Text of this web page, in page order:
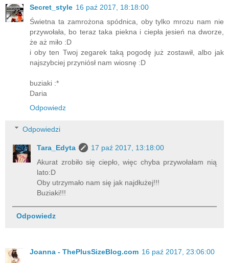
Secret_style 16 paź 2017, 18:18:00
Świetna ta zamrożona spódnica, oby tylko mrozu nam nie
przywołała, bo teraz taka piekna i ciepła jesień na dworze,
że aż miło :D
i oby ten Twoj zegarek taką pogodę już zostawił, albo jak
najszybciej przyniósł nam wiosnę :D
buziaki :*
Daria
Odpowiedz
Odpowiedzi
Tara_Edyta
17 paź 2017, 13:18:00
Akurat zrobiło się ciepło, więc chyba przywołałam nią
lato:D
Oby utrzymało nam się jak najdłużej!!!
Buziaki!!!
Odpowiedz
Joanna - ThePlusSizeBlog.com 16 paź 2017, 23:06:00